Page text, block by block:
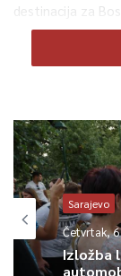
destinacija za
zabrana nije
zaraženih
prošle godine je
ljetovalo u
Ukoliko odluka
Amer Martinović,
Sarajevo
Četvrtak, 6
Sarajevo
Četvrtak, 6